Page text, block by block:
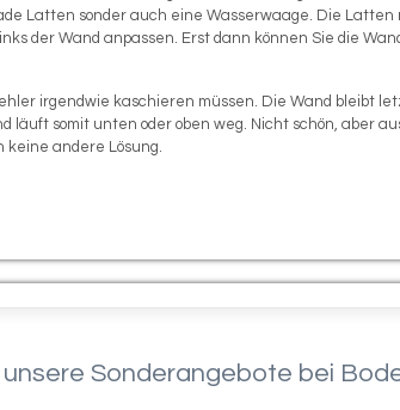
Latten sonder auch eine Wasserwaage. Die Latten
der Wand anpassen. Erst dann können Sie die
irgendwie kaschieren müssen. Die Wand bleibt
läuft somit unten oder oben weg. Nicht schön, aber
keine andere Lösung.
Sonderangebote bei